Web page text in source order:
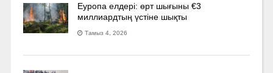
Еуропа елдері: өрт шығыны €3
миллиардтың үстіне шықты
Тамыз 4, 2026